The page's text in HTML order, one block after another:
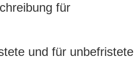
für
und für unbefristete